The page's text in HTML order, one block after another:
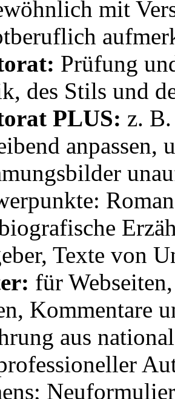
mit
Prüfung
des Stils und
PLUS: z.
anpassen,
Texte von
für
Kommentare
aus